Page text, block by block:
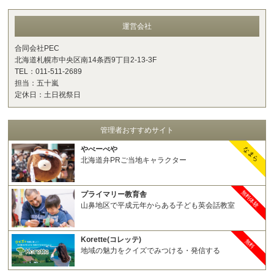
運営会社
合同会社PEC
北海道札幌市中央区南14条西9丁目2-13-3F
TEL：011-511-2689
担当：五十嵐
定休日：土日祝祭日
管理者おすすめサイト
やべーべや
北海道弁PRご当地キャラクター
なまら
プライマリー教育舎
山鼻地区で平成元年からある子ども英会話教室 無料体験
Korette(コレッテ)
地域の魅力をクイズでみつける・発信する
無料